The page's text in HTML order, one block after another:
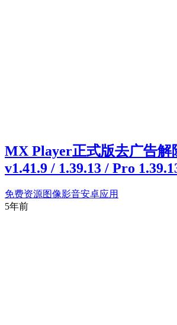
MX Player正式版去广告解
v1.41.9 / 1.39.13 / Pro
免费资源图像影音安卓应用
5年前